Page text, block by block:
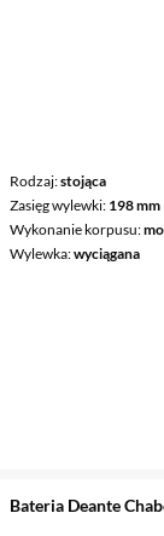
Rodzaj stojąca
Zasięg wylewki 198 mm
Wykonanie korpusu
Wylewka wyciągana
Bateria Deante